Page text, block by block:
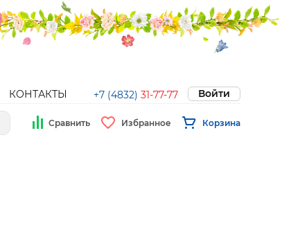
КОНТАКТЫ +7 (4832) 31-77-77 Войти
Сравнить Избранное Корзина